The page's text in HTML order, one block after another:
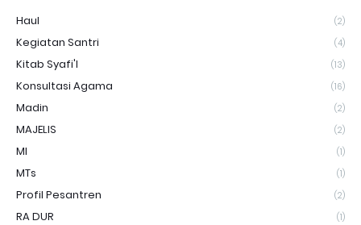
Haul (2)
Kegiatan Santri (4)
Kitab Syafi'I (13)
Konsultasi Agama (16)
Madin (2)
MAJELIS (2)
MI (1)
MTs (1)
Profil Pesantren (2)
RA DUR (1)